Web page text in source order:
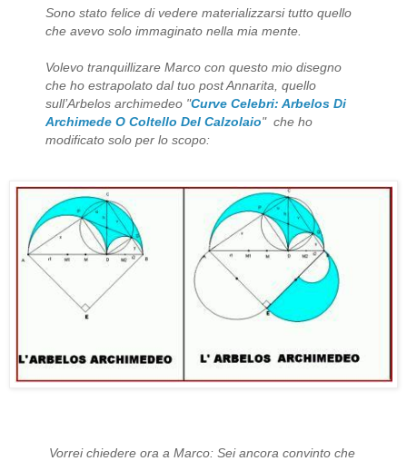
Sono stato felice di vedere materializzarsi tutto quello
che avevo solo immaginato nella mia mente.
Volevo tranquillizare Marco con questo mio disegno
che ho estrapolato dal tuo post Annarita, quello
sull’Arbelos archimedeo "Curve Celebri: Arbelos Di
Archimede O Coltello Del Calzolaio" che ho
modificato solo per lo scopo:
Vorrei chiedere ora a Marco: Sei ancora convinto che